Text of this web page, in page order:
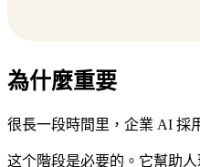
為什麼重要
很長一段時間里，企業 AI 採
这个階段是必要的。它幫助人